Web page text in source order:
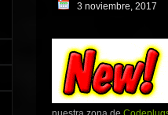
3 noviembre, 2017